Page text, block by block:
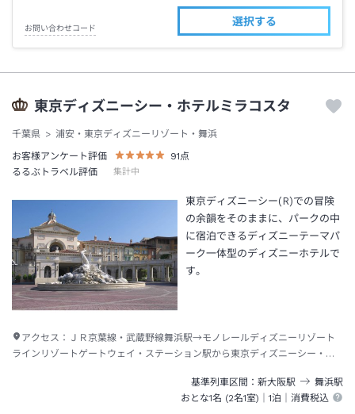
お問い合わせコード
選択する
東京ディズニーシー・ホテルミラコスタ
千葉県
浦安・東京ディズニーリゾート・舞浜
お客様アンケート評価
91点
るるぶトラベル評価
集計中
東京ディズニーシー(R)での冒険
の余韻をそのままに、パークの中
に宿泊できるディズニーテーマパ
ーク一体型のディズニーホテルで
す。
アクセス： ＪＲ京葉線・武蔵野線舞浜駅→モノレールディズニーリゾート
ラインリゾートゲートウェイ・ステーション駅から東京ディズニーシー・ス
基準列車区間
新大阪駅 舞浜駅
おとな1名 (2名1室)｜1泊 ｜消費税込